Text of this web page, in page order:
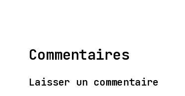
Commentaires
Laisser un commentaire